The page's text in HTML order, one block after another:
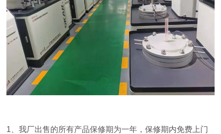
1 、我厂出售的所有产品保修期为一年，保修期内免费上门